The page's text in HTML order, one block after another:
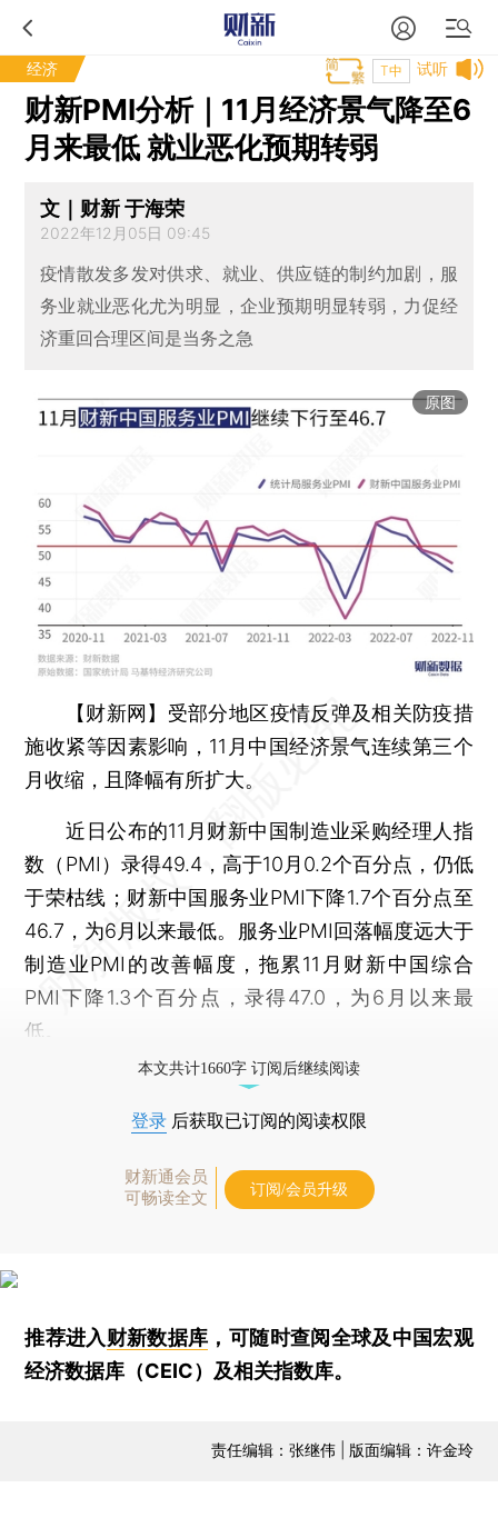
经济 试听
T中
财新PMI分析｜11月经济景气降至6
月来最低 就业恶化预期转弱
文｜财新 于海荣
2022年12月05日 09:45
疫情散发多发对供求、就业、供应链的制约加剧，服
务业就业恶化尤为明显，企业预期明显转弱，力促经
济重回合理区间是当务之急
原图
【财新网】 受部分地区疫情反弹及相关防疫措
施收紧等因素影响，11月中国经济景气连续第三个
月收缩，且降幅有所扩大。
近日公布的11月财新中国制造业采购经理人指
数（PMI）录得49.4，高于10月0.2个百分点，仍低
于荣枯线；财新中国服务业PMI下降1.7个百分点至
46.7，为6月以来最低。服务业PMI回落幅度远大于
制造业PMI的改善幅度，拖累11月财新中国综合
PMI下降1.3个百分点，录得47.0，为6月以来最
低。
本文共计1660字 订阅后继续阅读
登录 后获取已订阅的阅读权限
财新通会员
可畅读全文
订阅/会员升级
推荐进入财新数据库 ，可随时查阅全球及中国宏观
经济数据库（CEIC）及相关指数库。
责任编辑：张继伟 | 版面编辑：许金玲